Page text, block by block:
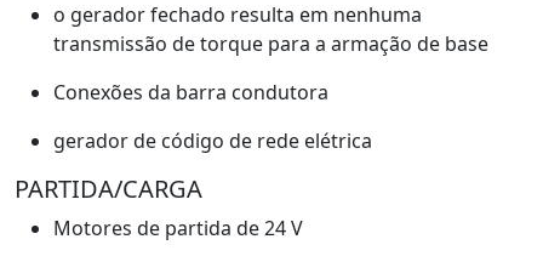
o gerador fechado resulta em nenhuma
transmissão de torque para a armação de base
Conexões da barra condutora
gerador de código de rede elétrica
PARTIDA/CARGA
Motores de partida de 24 V